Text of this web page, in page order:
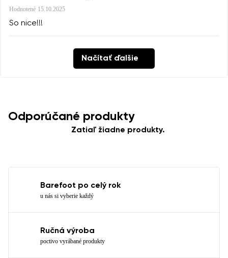
Hodnotené 15.10.2025
So nice!!!
Načítať ďalšie
Odporúčané produkty
Zatiaľ žiadne produkty.
Barefoot po celý rok
u nás si vyberie každý
Ručná výroba
poctivo vyrábané produkty